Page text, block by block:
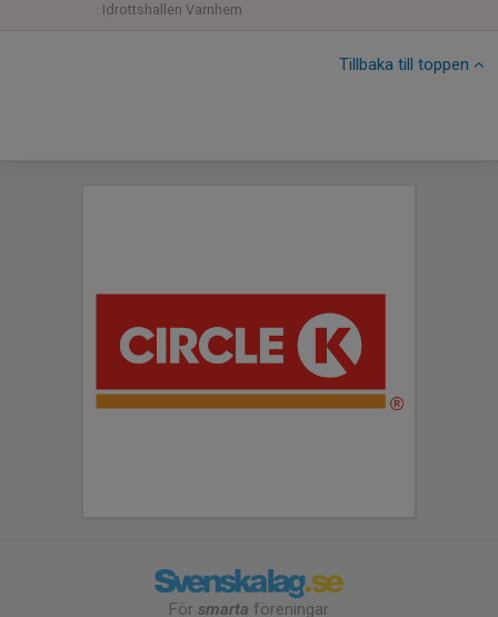
Idrottshallen Varnhem
Tillbaka till toppen
För smarta föreningar